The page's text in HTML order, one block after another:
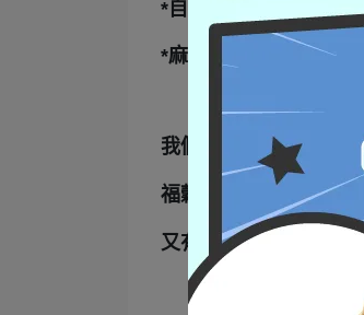
*自然豬香蔥肉包
*麻辣紅麴蔥肉包
我們在香港有時候也
福穀樂包子既能有傳統
又有西式的作為突破